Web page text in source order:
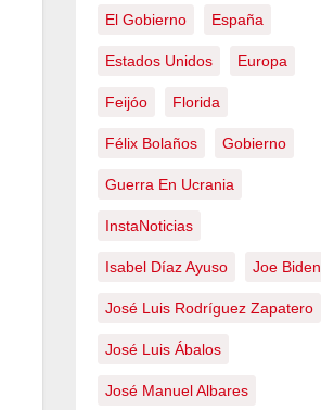
El Gobierno España
Estados Unidos Europa
Feijóo Florida
Félix Bolaños Gobierno
Guerra En Ucrania
InstaNoticias
Isabel Díaz Ayuso Joe Biden
José Luis Rodríguez Zapatero
José Luis Ábalos
José Manuel Albares